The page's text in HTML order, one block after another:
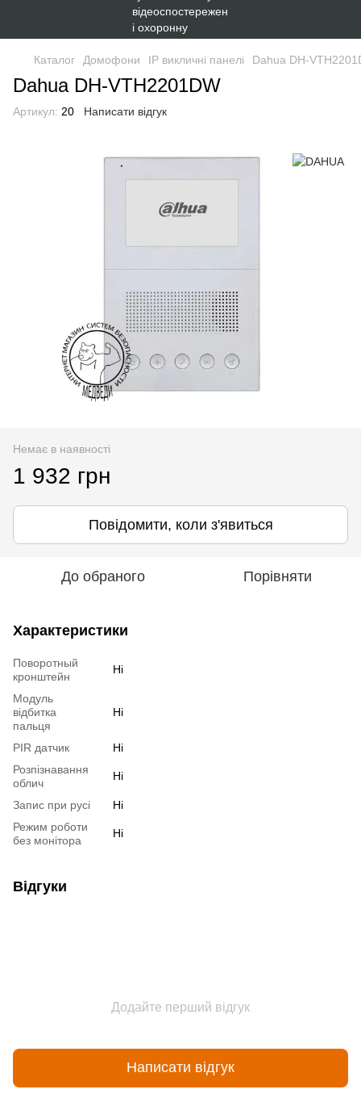
Каталог Домофони IP викличні панелі Dahua DH-
Dahua DH-VTH2201DW
Артикул: 20 Написати відгук
Немає в наявності
1 932 грн
Повідомити, коли з'явиться
До обраного Порівняти
Характеристики
Поворотный
кронштейн
Ні
Модуль
відбитка
пальця
Ні
PIR датчик
Ні
Розпізнавання
облич
Ні
Запис при русі
Ні
Режим роботи
без монітора
Ні
Відгуки
Додайте перший відгук
Написати відгук